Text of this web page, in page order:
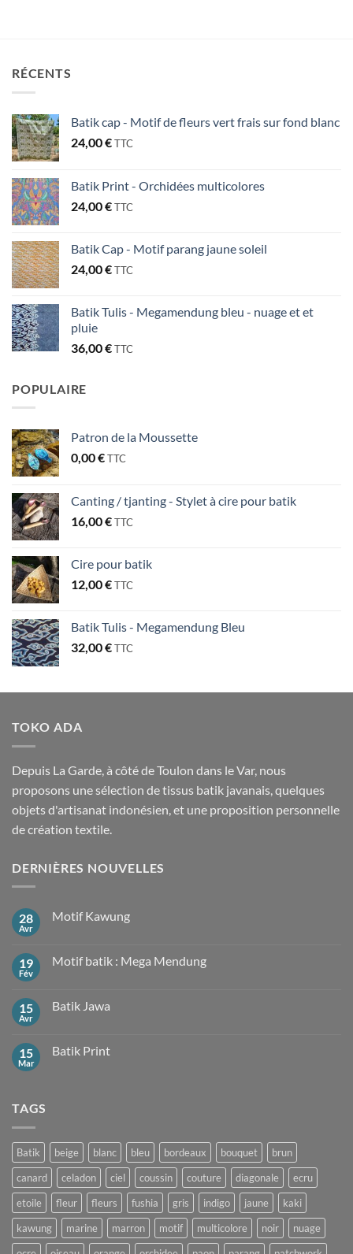
RÉCENTS
Batik cap - Motif de fleurs vert frais sur fond blanc
24,00€TTC
Batik Print - Orchidées multicolores
24,00€TTC
Batik Cap - Motif parang jaune soleil
24,00€TTC
Batik Tulis - Megamendung bleu - nuage et et
pluie
36,00€TTC
POPULAIRE
Patron de la Moussette
0,00€TTC
Canting / tjanting - Stylet à cire pour batik
16,00€TTC
Cire pour batik
12,00€TTC
Batik Tulis - Megamendung Bleu
32,00€TTC
TOKO ADA
Depuis La Garde, à côté de Toulon dans le Var, nous
proposons une sélection de tissus batik javanais, quelques
objets d'artisanat indonésien, et une proposition personnelle
de création textile.
DERNIÈRES NOUVELLES
28
Avr
Motif Kawung
Motif
19
Fév
Motif batik : Mega Mendung
Motif
Mendung
15
Avr
Batik Jawa
Batik
15
Mar
Batik Print
TAGS
Batik beige blanc bleu bordeaux bouquet
brun
canard
celadon ciel coussin couture diagonale
ecru
etoile
fleur fleurs fushia gris indigo jaune
kaki
kawung
marine marron motif multicolore noir
nuage